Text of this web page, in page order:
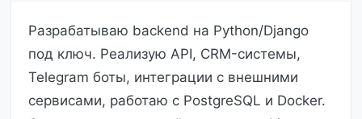
Разрабатываю backend на Python/Django
под ключ. Реализую API, CRM-системы,
Telegram боты, интеграции с внешними
сервисами, работаю с PostgreSQL и Docker.